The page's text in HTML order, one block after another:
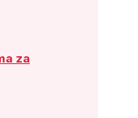
za